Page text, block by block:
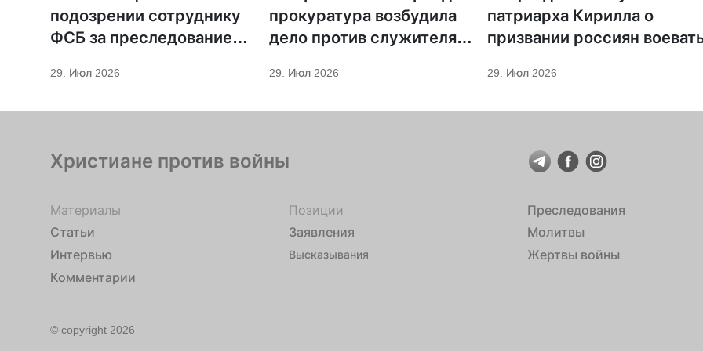
подозрении сотруднику
ФСБ за преследование
29. Июл 2026
прокуратура возбудила
дело против служителя
29. Июл 2026
патриарха Кирилла о
призвании россиян
29. Июл 2026
Христиане против войны
Материалы
Статьи
Интервью
Комментарии
Позиции
Заявления
Высказывания
Преследования
Молитвы
Жертвы войны
© copyright 2026